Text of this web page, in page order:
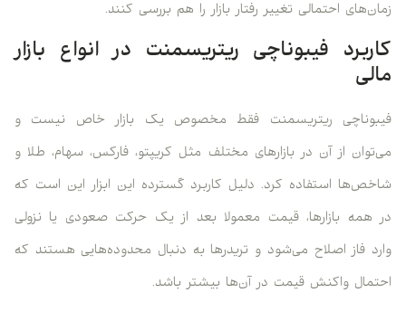
زمان‌های احتمالی تغییر رفتار بازار را هم بررسی کنند.
کاربرد فیبوناچی ریتریسمنت در انواع بازار
مالی
فیبوناچی ریتریسمنت فقط مخصوص یک بازار خاص نیست و
می‌توان از آن در بازارهای مختلف مثل کریپتو، فارکس، سهام، طلا و
شاخص‌ها استفاده کرد. دلیل کاربرد گسترده این ابزار این است که
در همه بازارها، قیمت معمولا بعد از یک حرکت صعودی یا نزولی
وارد فاز اصلاح می‌شود و تریدرها به دنبال محدوده‌هایی هستند که
احتمال واکنش قیمت در آن‌ها بیشتر باشد.